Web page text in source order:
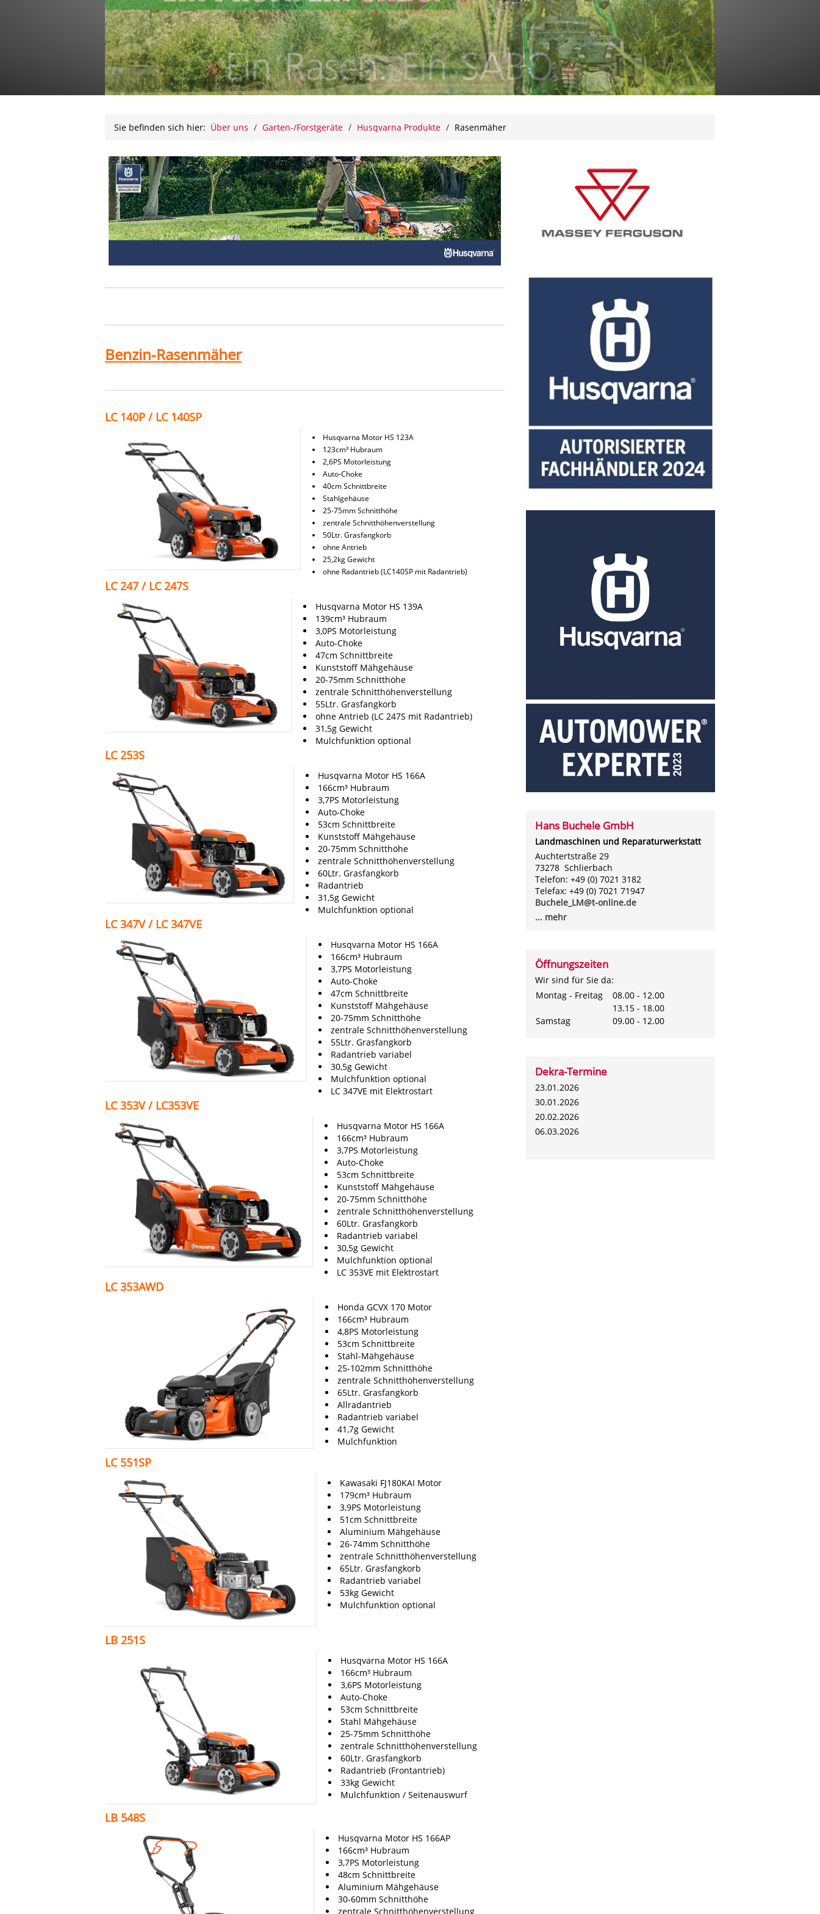
Sie befinden sich hier: Über uns / Garten-/Forstgeräte / Husqvarna Produkte / Rasenmäher
Benzin-Rasenmäher
LC 140P / LC 140SP
Husqvarna Motor HS 123A
123cm³ Hubraum
2,6PS Motorleistung
Auto-Choke
40cm Schnittbreite
Stahlgehäuse
25-75mm Schnitthöhe
zentrale Schnitthöhenverstellung
50Ltr. Grasfangkorb
ohne Antrieb
25,2kg Gewicht
ohne Radantrieb (LC140SP mit Radantrieb)
LC 247 / LC 247S
Husqvarna Motor HS 139A
139cm³ Hubraum
3,0PS Motorleistung
Auto-Choke
47cm Schnittbreite
Kunststoff Mähgehäuse
20-75mm Schnitthöhe
zentrale Schnitthöhenverstellung
55Ltr. Grasfangkorb
ohne Antrieb (LC 247S mit Radantrieb)
31,5g Gewicht
Mulchfunktion optional
LC 253S
Husqvarna Motor HS 166A
166cm³ Hubraum
3,7PS Motorleistung
Auto-Choke
53cm Schnittbreite
Kunststoff Mähgehäuse
20-75mm Schnitthöhe
zentrale Schnitthöhenverstellung
60Ltr. Grasfangkorb
Radantrieb
31,5g Gewicht
Mulchfunktion optional
LC 347V / LC 347VE
Husqvarna Motor HS 166A
166cm³ Hubraum
3,7PS Motorleistung
Auto-Choke
47cm Schnittbreite
Kunststoff Mähgehäuse
20-75mm Schnitthöhe
zentrale Schnitthöhenverstellung
55Ltr. Grasfangkorb
Radantrieb variabel
30,5g Gewicht
Mulchfunktion optional
LC 347VE mit Elektrostart
LC 353V / LC353VE
Husqvarna Motor HS 166A
166cm³ Hubraum
3,7PS Motorleistung
Auto-Choke
53cm Schnittbreite
Kunststoff Mähgehäuse
20-75mm Schnitthöhe
zentrale Schnitthöhenverstellung
60Ltr. Grasfangkorb
Radantrieb variabel
30,5g Gewicht
Mulchfunktion optional
LC 353VE mit Elektrostart
LC 353AWD
Honda GCVX 170 Motor
166cm³ Hubraum
4,8PS Motorleistung
53cm Schnittbreite
Stahl-Mähgehäuse
25-102mm Schnitthöhe
zentrale Schnitthöhenverstellung
65Ltr. Grasfangkorb
Allradantrieb
Radantrieb variabel
41,7g Gewicht
Mulchfunktion
LC 551SP
Kawasaki FJ180KAI Motor
179cm³ Hubraum
3,9PS Motorleistung
51cm Schnittbreite
Aluminium Mähgehäuse
26-74mm Schnitthöhe
zentrale Schnitthöhenverstellung
65Ltr. Grasfangkorb
Radantrieb variabel
53kg Gewicht
Mulchfunktion optional
LB 251S
Husqvarna Motor HS 166A
166cm³ Hubraum
3,6PS Motorleistung
Auto-Choke
53cm Schnittbreite
Stahl Mähgehäuse
25-75mm Schnitthöhe
zentrale Schnitthöhenverstellung
60Ltr. Grasfangkorb
Radantrieb (Frontantrieb)
33kg Gewicht
Mulchfunktion / Seitenauswurf
LB 548S
Husqvarna Motor HS 166AP
166cm³ Hubraum
3,7PS Motorleistung
48cm Schnittbreite
Aluminium Mähgehäuse
30-60mm Schnitthöhe
zentrale Schnitthöhenverstellung
Hans Buchele GmbH
Landmaschinen und Reparaturwerkstatt
Auchtertstraße 29
73278 Schlierbach
Telefon: +49 (0) 7021 3182
Telefax: +49 (0) 7021 71947
Buchele_LM@t-online.de
... mehr
Öffnungszeiten
Wir sind für Sie da:
Montag - Freitag
08.00 - 12.00
13.15 - 18.00
Samstag
09.00 - 12.00
Dekra-Termine
23.01.2026
30.01.2026
20.02.2026
06.03.2026